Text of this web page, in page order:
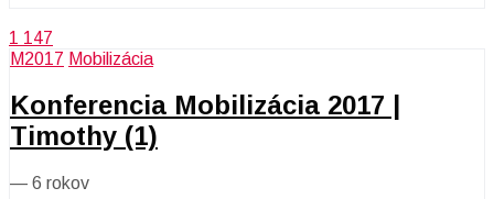
1 147
M2017 Mobilizácia
Konferencia Mobilizácia 2017 |
Timothy (1)
— 6 rokov